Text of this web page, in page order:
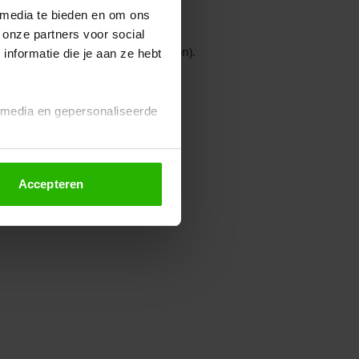
te bieden en om ons
partners voor social
die je aan ze hebt
en gepersonaliseerde
altijd wijzigen of
Accepteren
console for more information).